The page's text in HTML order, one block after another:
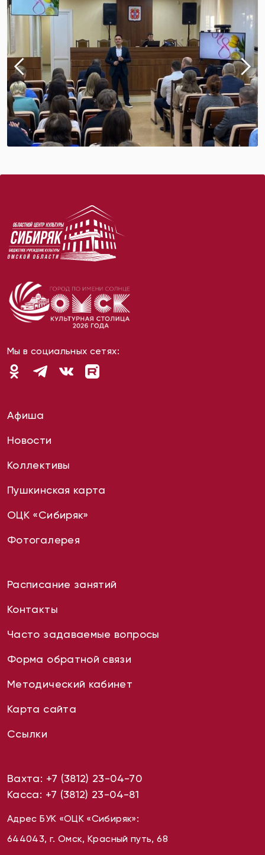
Мы в социальных сетях:
Афиша
Новости
Коллективы
Пушкинская карта
ОЦК «Сибиряк»
Фотогалерея
Расписание занятий
Контакты
Часто задаваемые вопросы
Форма обратной связи
Методический кабинет
Карта сайта
Ссылки
Вахта: +7 (3812) 23-04-70
Касса: +7 (3812) 23-04-81
Адрес БУК «ОЦК «Сибиряк»:
644043, г. Омск, Красный путь, 68